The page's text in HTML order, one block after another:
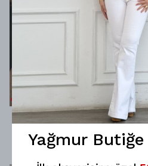
%15
250 TL
212 TL
Yağmur